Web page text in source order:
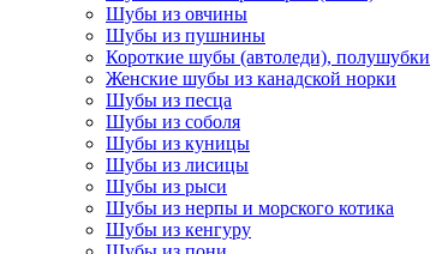
Шубы из овчины
Шубы из пушнины
Короткие шубы (автоледи), полушубки
Женские шубы из канадской норки
Шубы из песца
Шубы из соболя
Шубы из куницы
Шубы из лисицы
Шубы из рыси
Шубы из нерпы и морского котика
Шубы из кенгуру